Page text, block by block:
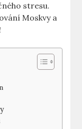
stresu.
Moskvy a